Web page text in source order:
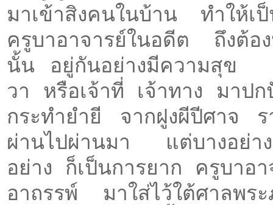
มาเข้าสิงคนในบ้าน ทำให้เ
ครูบาอาจารย์ในอดีต ถึงต้อ
นั้น อยู่กันอย่างมีความสุข
วา หรือเจ้าที่ เจ้าทาง มาป
กระทำยำยี จากฝูงผีปีศาจ
ผ่านไปผ่านมา แต่บางอย่า
อย่าง ก็เป็นการยาก ครูบาอ
อาถรรพ์ มาใส่ไว้ใต้ศาลพ